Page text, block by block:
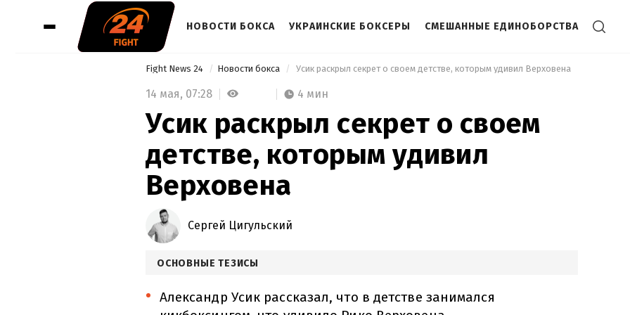
НОВОСТИ БОКСА УКРАИНСКИЕ БОКСЕРЫ СМЕШАННЫЕ ЕДИНОБОРСТВА
Fight News 24 Новости бокса Усик раскрыл секрет о своем детстве, которым удивил Верховена
14 мая, 07:28 4 мин
Усик раскрыл секрет о своем
детстве, которым удивил
Верховена
Сергей Цигульский
ОСНОВНЫЕ ТЕЗИСЫ
Александр Усик рассказал, что в детстве занимался